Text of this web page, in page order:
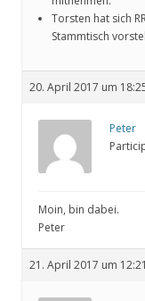
Torsten hat sich
Stammtisch
20. April 2017 um
Peter
Moin, bin dabei.
Peter
21. April 2017 um 12:21